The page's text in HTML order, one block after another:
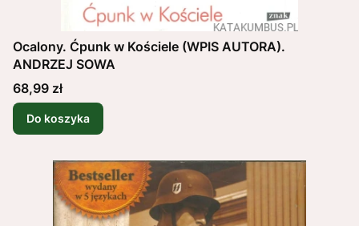
Ocalony. Ćpunk w Kościele (WPIS AUTORA).
ANDRZEJ SOWA
Cena
68,99 zł
Do koszyka